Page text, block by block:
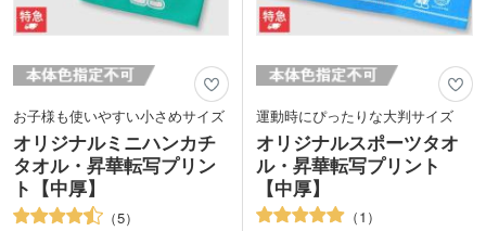
お子様も使いやすい小さめサイズ
オリジナルミニハンカチ
タオル・昇華転写プリン
ト【中厚】
5
運動時にぴったりな大判サイズ
オリジナルスポーツタオ
ル・昇華転写プリント
【中厚】
1